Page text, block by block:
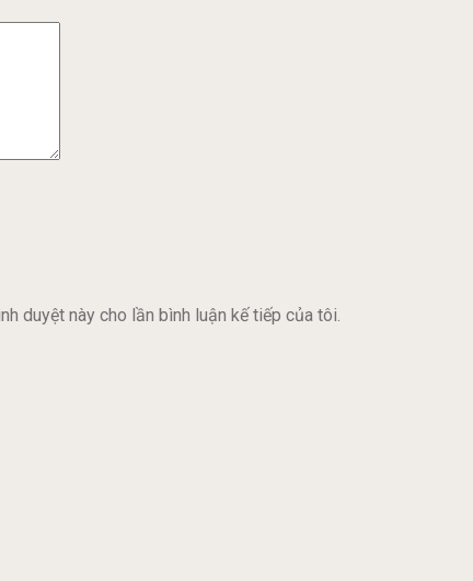
duyệt này cho lần bình luận kế tiếp của tôi.